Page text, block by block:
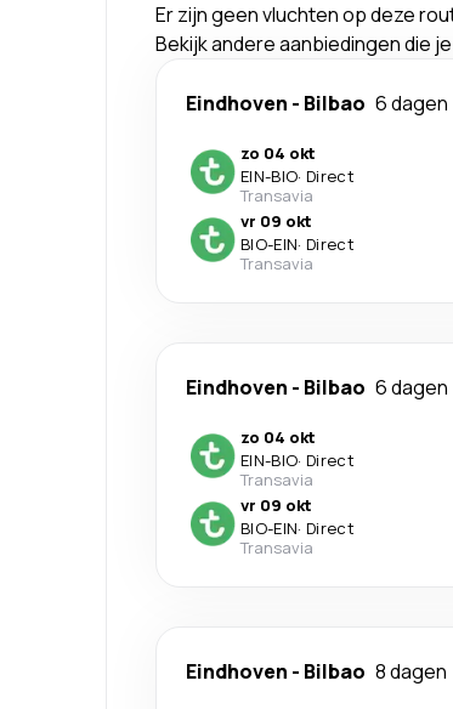
Er zijn geen vluchten op deze
Bekijk andere aanbiedingen die
Eindhoven - Bilbao 6 dagen
zo 04 okt
EIN-BIO· Direct
Transavia
vr 09 okt
BIO-EIN· Direct
Transavia
Eindhoven - Bilbao 6 dagen
zo 04 okt
EIN-BIO· Direct
Transavia
vr 09 okt
BIO-EIN· Direct
Transavia
Eindhoven - Bilbao 8 dagen